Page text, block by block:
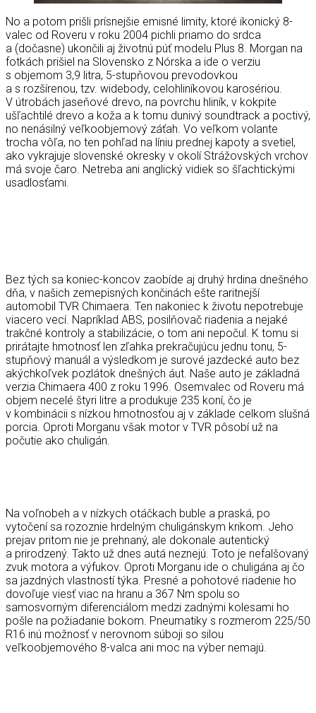
No a potom prišli prísnejšie emisné limity, ktoré ikonický 8-
valec od Roveru v roku 2004 pichli priamo do srdca
a (dočasne) ukončili aj životnú púť modelu Plus 8. Morgan na
fotkách prišiel na Slovensko z Nórska a ide o verziu
s objemom 3,9 litra, 5-stupňovou prevodovkou
a s rozšírenou, tzv. widebody, celohliníkovou karosériou.
V útrobách jaseňové drevo, na povrchu hliník, v kokpite
ušľachtilé drevo a koža a k tomu dunivý soundtrack a poctivý,
no nenásilný veľkoobjemový záťah. Vo veľkom volante
trocha vôľa, no ten pohľad na líniu prednej kapoty a svetiel,
ako vykrajuje slovenské okresky v okolí Strážovských vrchov
má svoje čaro. Netreba ani anglický vidiek so šľachtickými
usadlosťami.
Bez tých sa koniec-koncov zaobíde aj druhý hrdina dnešného
dňa, v našich zemepisných končinách ešte raritnejší
automobil TVR Chimaera. Ten nakoniec k životu nepotrebuje
viacero vecí. Napríklad ABS, posilňovač riadenia a nejaké
trakčné kontroly a stabilizácie, o tom ani nepočul. K tomu si
prirátajte hmotnosť len zľahka prekračujúcu jednu tonu, 5-
stupňový manuál a výsledkom je surové jazdecké auto bez
akýchkoľvek pozlátok dnešných áut. Naše auto je základná
verzia Chimaera 400 z roku 1996. Osemvalec od Roveru má
objem necelé štyri litre a produkuje 235 koní, čo je
v kombinácii s nízkou hmotnosťou aj v základe celkom slušná
porcia. Oproti Morganu však motor v TVR pôsobí už na
počutie ako chuligán.
Na voľnobeh a v nízkych otáčkach buble a praská, po
vytočení sa rozoznie hrdelným chuligánskym krikom. Jeho
prejav pritom nie je prehnaný, ale dokonale autentický
a prirodzený. Takto už dnes autá neznejú. Toto je nefalšovaný
zvuk motora a výfukov. Oproti Morganu ide o chuligána aj čo
sa jazdných vlastností týka. Presné a pohotové riadenie ho
dovoľuje viesť viac na hranu a 367 Nm spolu so
samosvorným diferenciálom medzi zadnými kolesami ho
pošle na požiadanie bokom. Pneumatiky s rozmerom 225/50
R16 inú možnosť v nerovnom súboji so silou
veľkoobjemového 8-valca ani moc na výber nemajú.